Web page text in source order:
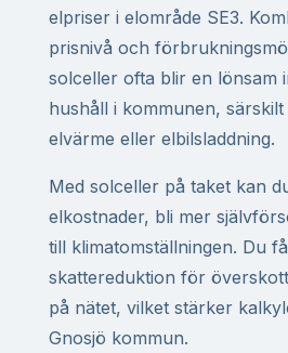
elpriser i elområde SE3.
prisnivå och
solceller ofta blir en lönsam
hushåll i kommunen,
elvärme eller elbilsladdning.
Med solceller på taket kan
elkostnader, bli mer
till klimatomställningen. Du
skattereduktion för
på nätet, vilket stärker
Gnosjö kommun.